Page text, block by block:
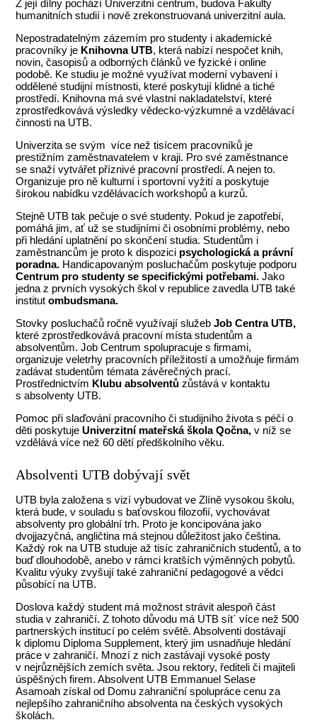
Z její dílny pochází Univerzitní centrum, budova Fakulty
humanitních studií i nově zrekonstruovaná univerzitní aula.
Nepostradatelným zázemím pro studenty i akademické
pracovníky je Knihovna UTB, která nabízí nespočet knih,
novin, časopisů a odborných článků ve fyzické i online
podobě. Ke studiu je možné využívat moderní vybavení i
oddělené studijní místnosti, které poskytují klidné a tiché
prostředí. Knihovna má své vlastní nakladatelství, které
zprostředkovává výsledky vědecko-výzkumné a vzdělávací
činnosti na UTB.
Univerzita se svým více než tisícem pracovníků je
prestižním zaměstnavatelem v kraji. Pro své zaměstnance
se snaží vytvářet příznivé pracovní prostředí. A nejen to.
Organizuje pro ně kulturní i sportovní vyžití a poskytuje
širokou nabídku vzdělávacích workshopů a kurzů.
Stejně UTB tak pečuje o své studenty. Pokud je zapotřebí,
pomáhá jim, ať už se studijními či osobními problémy, nebo
při hledání uplatnění po skončení studia. Studentům i
zaměstnancům je proto k dispozici psychologická a právní
poradna. Handicapovaným posluchačům poskytuje podporu
Centrum pro studenty se specifickými potřebami. Jako
jedna z prvních vysokých škol v republice zavedla UTB také
institutombudsmana.
Stovky posluchačů ročně využívají služeb Job Centra UTB,
které zprostředkovává pracovní místa studentům a
absolventům. Job Centrum spolupracuje s firmami,
organizuje veletrhy pracovních příležitostí a umožňuje firmám
zadávat studentům témata závěrečných prací.
Prostřednictvím Klubu absolventůzůstává v kontaktu
s absolventy UTB.
Pomoc při slaďování pracovního či studijního života s péčí o
děti poskytuje Univerzitní mateřská škola Qočna,v níž se
vzdělává více než 60 dětí předškolního věku.
Absolventi UTB dobývají svět
UTB byla založena s vizí vybudovat ve Zlíně vysokou školu,
která bude, v souladu s baťovskou filozofií, vychovávat
absolventy pro globální trh. Proto je koncipována jako
dvojjazyčná, angličtina má stejnou důležitost jako čeština.
Každý rok na UTB studuje až tisíc zahraničních studentů, a to
buď dlouhodobě, anebo v rámci kratších výměnných pobytů.
Kvalitu výuky zvyšují také zahraniční pedagogové a vědci
působící na UTB.
Doslova každý student má možnost strávit alespoň část
studia v zahraničí. Z tohoto důvodu má UTB sít´ více než 500
partnerských institucí po celém světě. Absolventi dostávají
k diplomu Diploma Supplement, který jim usnadňuje hledání
práce v zahraničí. Mnozí z nich zastávají vysoké posty
v nejrůznějších zemích světa. Jsou rektory, řediteli či majiteli
úspěšných firem. Absolvent UTB Emmanuel Selase
Asamoah získal od Domu zahraniční spolupráce cenu za
nejlepšího zahraničního absolventa na českých vysokých
školách.